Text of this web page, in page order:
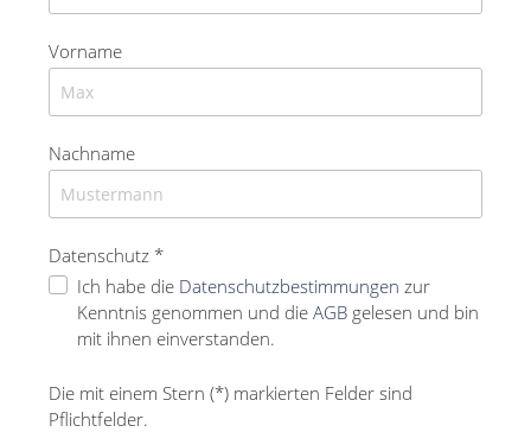
Vorname
Nachname
Datenschutz *
Ich habe die Datenschutzbestimmungen zur
Kenntnis genommen und die AGB gelesen und bin
mit ihnen einverstanden.
Die mit einem Stern (*) markierten Felder sind
Pflichtfelder.